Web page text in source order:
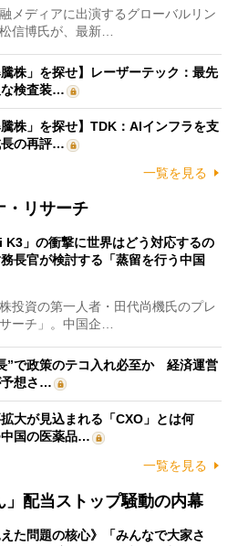
メディアに出演するグローバルリン
信博氏が、最新…
株」を探せ】レーザーテック：最先
な検査装…
騰株」を探せ】TDK：AIインフラを支
の再評…
一覧を見る
・リサーチ
K3」の衝撃に世界はどう対応するの
長官が検討する「蒸留を行う中国
投資の第一人者・田代尚機氏のプレ
ーチ」。中国企…
”で政策のテコ入れ必至か 経済運営
予想さ…
大が見込まれる「CXO」とは何
国の医薬品…
一覧を見る
」配当ストップ騒動の内幕
えた問題の核心》「みんなで大家さ